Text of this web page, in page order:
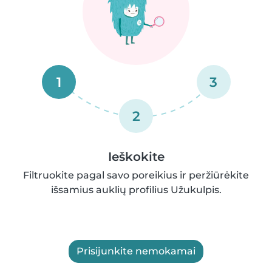
1
2
3
Ieškokite
Filtruokite pagal savo poreikius ir peržiūrėkite
išsamius auklių profilius Užukulpis.
Prisijunkite nemokamai